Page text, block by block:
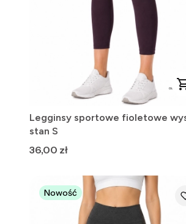
Legginsy sportowe fioletowe
stan S
Cena
36,00 zł
Nowość